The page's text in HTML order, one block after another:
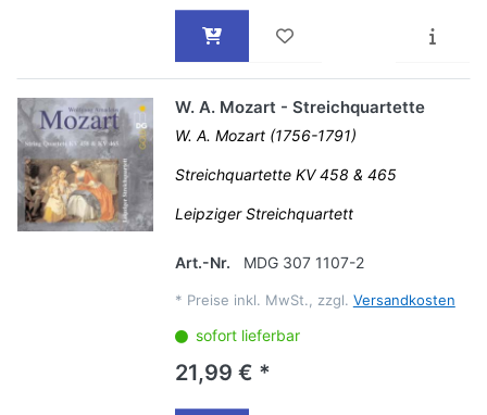
W. A. Mozart - Streichquartette
W. A. Mozart (1756-1791)
Streichquartette KV 458 & 465
Leipziger Streichquartett
Art.-Nr. MDG 307 1107-2
* Preise inkl. MwSt., zzgl. Versandkosten
sofort lieferbar
21,99 € *